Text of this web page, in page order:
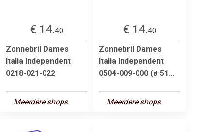
€ 14.40
Zonnebril Dames
Italia Independent
0218-021-022
Meerdere shops
€ 14.40
Zonnebril Dames
Italia Independent
0504-009-000 (ø 51...
Meerdere shops